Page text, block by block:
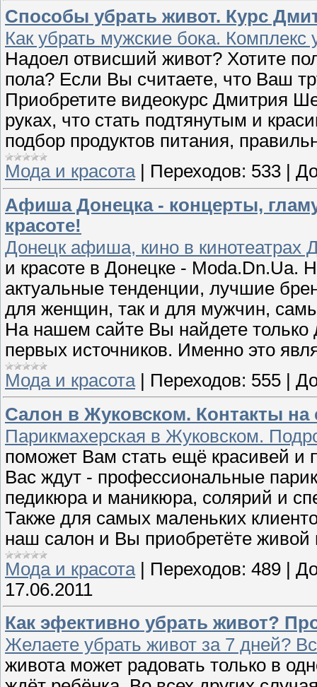
Способы убрать живот. Курс
Как убрать мужские бока.
Надоел отвисший живот? Хотите
пола? Если Вы считаете, что Ваш
Приобретите видеокурс Дмитрия
руках, что стать подтянутым и
подбор продуктов питания,
Мода и красота| Переходов: 533
Афиша Донецка - концерты,
красоте!
Донецк афиша, кино в кинотеатрах
и красоте в Донецке -
актуальные тенденции, лучшие
для женщин, так и для мужчин,
На нашем сайте Вы найдете
первых источников. Именно это
Мода и красота| Переходов: 555
Салон в Жуковском. Контакты на
Парикмахерская в Жуковском.
поможет Вам стать ещё красивей и
Вас ждут - профессиональные
педикюра и маникюра, солярий и
Также для самых маленьких
наш салон и Вы приобретёте живой
Мода и красота | Переходов: 489 |
17.06.2011
Как эфективно убрать живот?
Желаете убрать живот за 7 дней?
живота может радовать только в